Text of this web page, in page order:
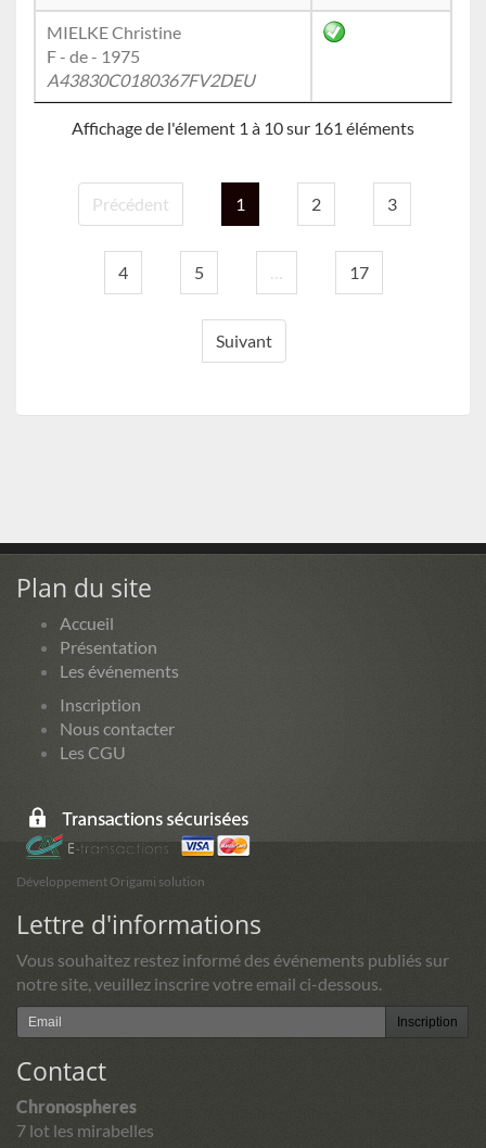
MIELKE Christine
F - de - 1975
A43830C0180367FV2DEU
Affichage de l'élement 1 à 10 sur 161 éléments
Précédent 1 2 3
4 5 … 17
Suivant
Plan du site
Accueil
Présentation
Les événements
Inscription
Nous contacter
Les CGU
Développement Origami solution
Lettre d'informations
Vous souhaitez restez informé des événements publiés sur
notre site, veuillez inscrire votre email ci-dessous.
Inscription
Contact
Chronospheres
7 lot les mirabelles